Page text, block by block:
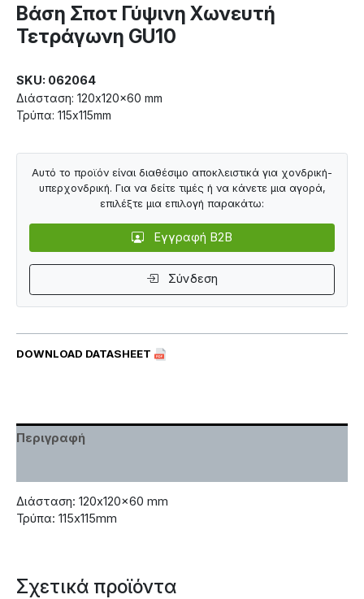
Βάση Σποτ Γύψινη Χωνευτή
Τετράγωνη GU10
SKU: 062064
Διάσταση: 120x120x60 mm
Τρύπα: 115x115mm
DOWNLOAD DATASHEET
Αυτό το προϊόν είναι διαθέσιμο αποκλειστικά για χονδρική-
υπερχονδρική. Για να δείτε τιμές ή να κάνετε μια αγορά,
επιλέξτε μια επιλογή παρακάτω:
Εγγραφή B2B
Σύνδεση
Περιγραφή
Διάσταση: 120x120x60 mm
Τρύπα: 115x115mm
Σχετικά προϊόντα